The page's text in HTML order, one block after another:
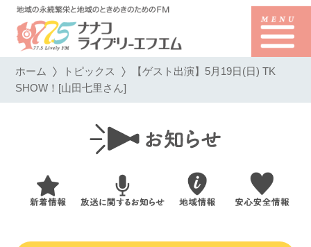
ホーム トピックス 【ゲスト出演】5月19日(日) TK
SHOW！[山田七里さん]